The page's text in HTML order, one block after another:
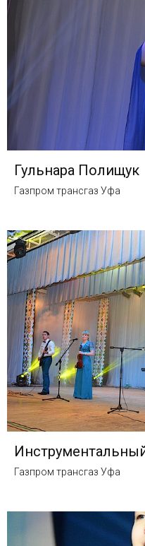
Гульнара Полищук
Газпром трансгаз Уфа
Газпром трансгаз Уфа